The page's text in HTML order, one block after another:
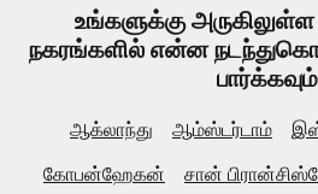
உங்களுக்கு
நகரங்களில் என்ன
ஆக்லாந்து ஆம்ஸ்டர்டாம்
கோபன்ஹேகன்
சான்